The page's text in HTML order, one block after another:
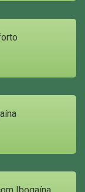
Ibogaína